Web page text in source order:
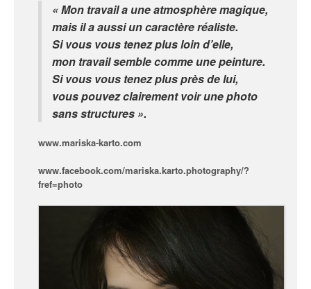
« Mon travail a une atmosphère magique,
mais il a aussi un caractère réaliste.
Si vous vous tenez plus loin d’elle,
mon travail semble comme une peinture.
Si vous vous tenez plus près de lui,
vous pouvez clairement voir une photo
sans structures ».
www.mariska-karto.com
www.facebook.com/mariska.karto.photography/?
fref=photo